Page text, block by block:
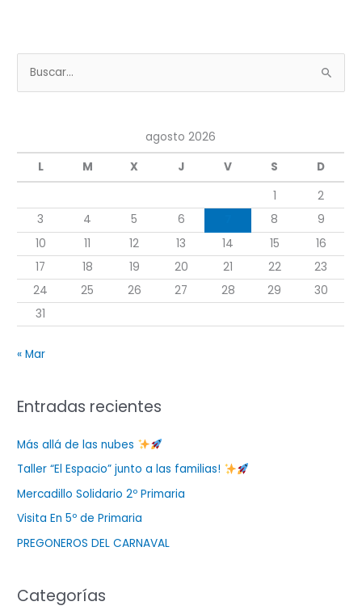
u
r
p
agosto 2026
L
M X J V S
D
1
2
3
4 5 6 8
9
10
11 12 13 14 15
16
17
18 19 20 21 22
23
24
25 26 27 28 29
30
31
« Mar
Entradas recientes
Más allá de las nubes
Taller “El Espacio” junto a las familias!
Mercadillo Solidario 2º Primaria
Visita En 5º de Primaria
PREGONEROS DEL CARNAVAL
Categorías